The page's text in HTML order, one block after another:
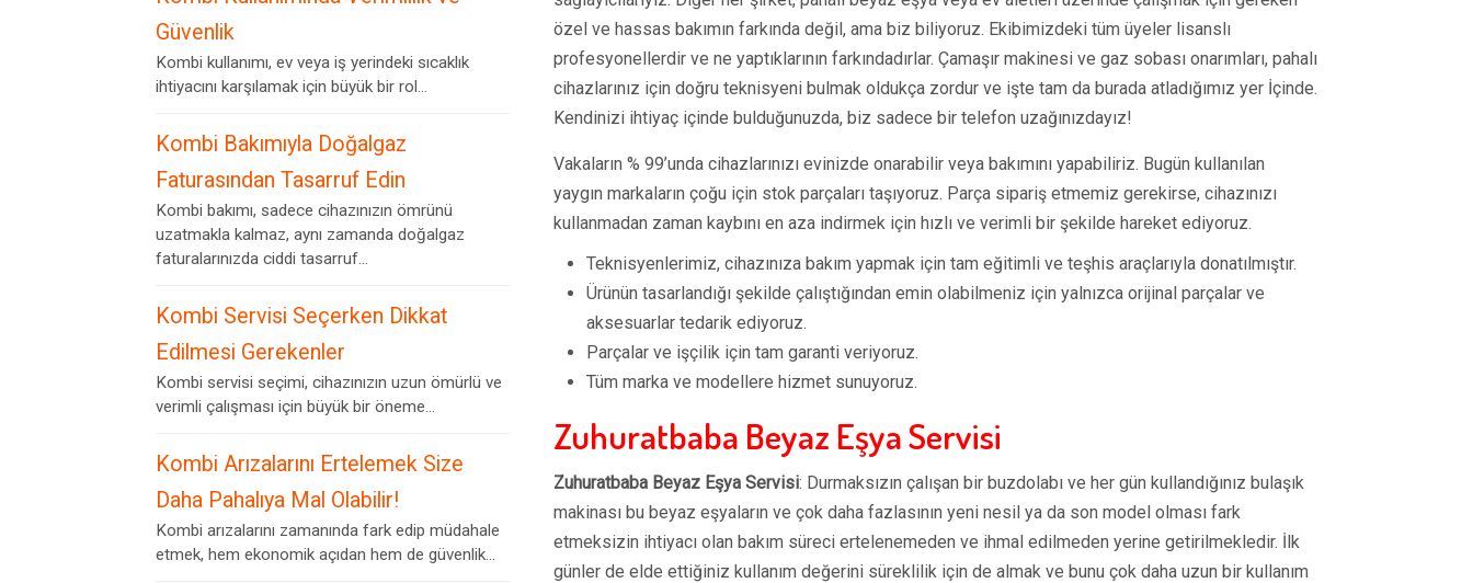
özel ve hassas bakımın farkında değil, ama biz biliyoruz. Ekibimizdeki tüm üyeler lisanslı
profesyonellerdir ve ne yaptıklarının farkındadırlar. Çamaşır makinesi ve gaz sobası onarımları, pahalı
cihazlarınız için doğru teknisyeni bulmak oldukça zordur ve işte tam da burada atladığımız yer İçinde.
Kendinizi ihtiyaç içinde bulduğunuzda, biz sadece bir telefon uzağınızdayız!
Vakaların % 99’unda cihazlarınızı evinizde onarabilir veya bakımını yapabiliriz. Bugün kullanılan
yaygın markaların çoğu için stok parçaları taşıyoruz. Parça sipariş etmemiz gerekirse, cihazınızı
kullanmadan zaman kaybını en aza indirmek için hızlı ve verimli bir şekilde hareket ediyoruz.
Teknisyenlerimiz, cihazınıza bakım yapmak için tam eğitimli ve teşhis araçlarıyla donatılmıştır.
Ürünün tasarlandığı şekilde çalıştığından emin olabilmeniz için yalnızca orijinal parçalar ve
aksesuarlar tedarik ediyoruz.
Parçalar ve işçilik için tam garanti veriyoruz.
Tüm marka ve modellere hizmet sunuyoruz.
Zuhuratbaba Beyaz Eşya Servisi
Zuhuratbaba Beyaz Eşya Servisi: Durmaksızın çalışan bir buzdolabı ve her gün kullandığınız bulaşık
makinası bu beyaz eşyaların ve çok daha fazlasının yeni nesil ya da son model olması fark
etmeksizin ihtiyacı olan bakım süreci ertelenemeden ve ihmal edilmeden yerine getirilmekledir. İlk
günler de elde ettiğiniz kullanım değerini süreklilik için de almak ve bunu çok daha uzun bir kullanım
Güvenlik
Kombi kullanımı, ev veya iş yerindeki sıcaklık
ihtiyacını karşılamak için büyük bir rol...
Kombi Bakımıyla Doğalgaz
Faturasından Tasarruf Edin
Kombi bakımı, sadece cihazınızın ömrünü
uzatmakla kalmaz, aynı zamanda doğalgaz
faturalarınızda ciddi tasarruf...
Kombi Servisi Seçerken Dikkat
Edilmesi Gerekenler
Kombi servisi seçimi, cihazınızın uzun ömürlü ve
verimli çalışması için büyük bir öneme...
Kombi Arızalarını Ertelemek Size
Daha Pahalıya Mal Olabilir!
Kombi arızalarını zamanında fark edip müdahale
etmek, hem ekonomik açıdan hem de güvenlik...